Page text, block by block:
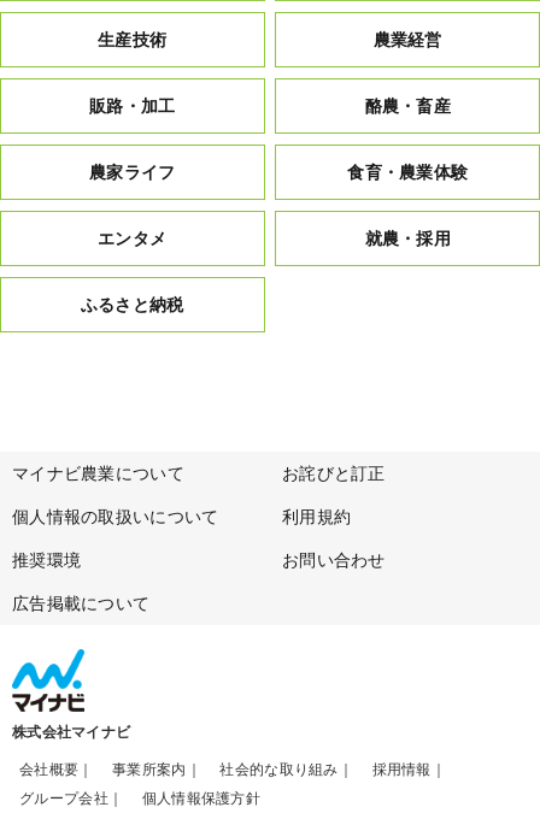
生産技術 農業経営
販路・加工 酪農・畜産
農家ライフ 食育・農業体験
エンタメ 就農・採用
ふるさと納税
マイナビ農業について お詫びと訂正
個人情報の取扱いについて 利用規約
推奨環境 お問い合わせ
広告掲載について
株式会社マイナビ
会社概要 事業所案内 社会的な取り組み
採用情報
グループ会社
個人情報保護方針